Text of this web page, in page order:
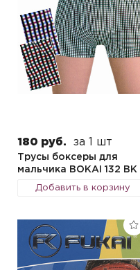
180 руб. за 1 шт
Трусы боксеры для
мальчика BOKAI 132 BK
Добавить в корзину